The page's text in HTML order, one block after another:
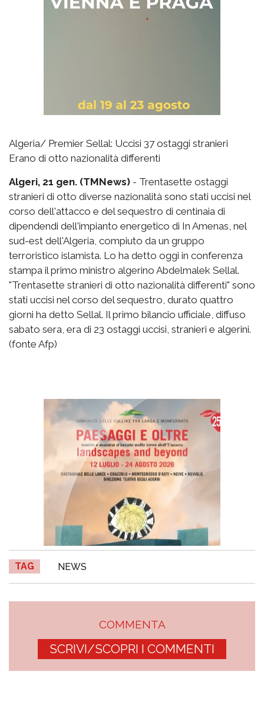
Algeria/ Premier Sellal: Uccisi 37 ostaggi stranieri
Erano di otto nazionalità differenti
Algeri, 21 gen. (TMNews) - Trentasette ostaggi
stranieri di otto diverse nazionalità sono stati uccisi nel
corso dell'attacco e del sequestro di centinaia di
dipendendi dell'impianto energetico di In Amenas, nel
sud-est dell'Algeria, compiuto da un gruppo
terroristico islamista. Lo ha detto oggi in conferenza
stampa il primo ministro algerino Abdelmalek Sellal.
"Trentasette stranieri di otto nazionalità differenti" sono
stati uccisi nel corso del sequestro, durato quattro
giorni ha detto Sellal. Il primo bilancio ufficiale, diffuso
sabato sera, era di 23 ostaggi uccisi, stranieri e algerini.
(fonte Afp)
TAG NEWS
COMMENTA
SCRIVI/SCOPRI I COMMENTI